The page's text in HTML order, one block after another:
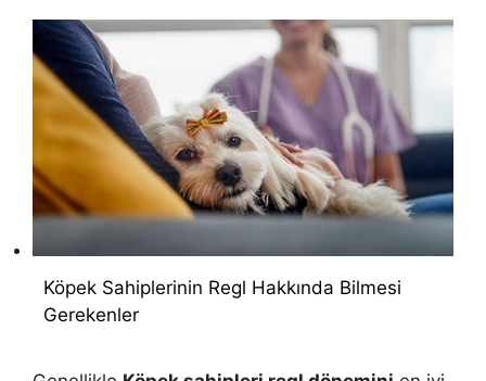
Köpek Sahiplerinin Regl Hakkında Bilmesi
Gerekenler